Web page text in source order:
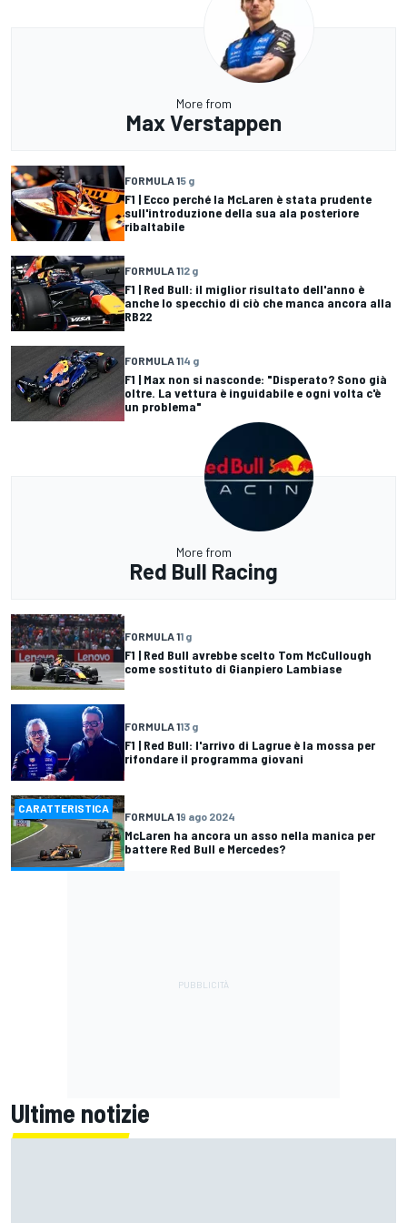
More from
Max Verstappen
FORMULA 15 g
F1 | Ecco perché la McLaren è stata prudente
sull'introduzione della sua ala posteriore
ribaltabile
FORMULA 112 g
F1 | Red Bull: il miglior risultato dell'anno è
anche lo specchio di ciò che manca ancora alla
RB22
FORMULA 114 g
F1 | Max non si nasconde: "Disperato? Sono già
oltre. La vettura è inguidabile e ogni volta c'è
un problema"
More from
Red Bull Racing
FORMULA 11 g
F1 | Red Bull avrebbe scelto Tom McCullough
come sostituto di Gianpiero Lambiase
FORMULA 113 g
F1 | Red Bull: l'arrivo di Lagrue è la mossa per
rifondare il programma giovani
CARATTERISTICA
FORMULA 19 ago 2024
McLaren ha ancora un asso nella manica per
battere Red Bull e Mercedes?
Ultime notizie